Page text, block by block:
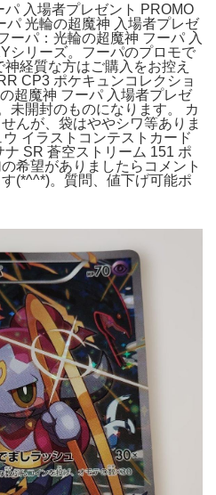
入場者プレゼント PROMO
パ 光輪の超魔神 入場者プレゼ
ーパ：光輪の超魔神 フーパ 入
シリーズ。フーパのプロモで
経質な方はご購入をお控え
CP3 ポケキュンコレクショ
超魔神 フーパ 入場者プレゼ
未開封のものになります。 カ
んが、袋はややシワ等ありま
イラストコンテストカード
SR 蒼空ストリーム 151 ポ
希望がありましたらコメント
(*^^*)。質問、値下げ可能ポ